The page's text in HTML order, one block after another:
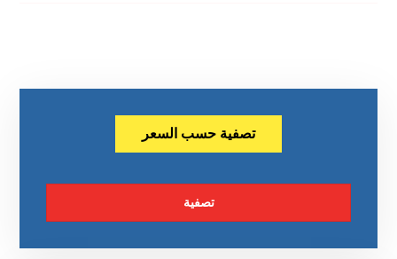
تصفية حسب السعر
تصفية